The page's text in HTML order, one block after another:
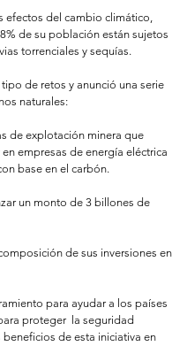
efectos del cambio climático,
de su población están sujetos
torrenciales y sequías.
de retos y anunció una serie
naturales:
de explotación minera que
empresas de energía eléctrica
base en el carbón.
un monto de 3 billones de
de sus inversiones en
para ayudar a los países
proteger  la seguridad
de esta iniciativa en